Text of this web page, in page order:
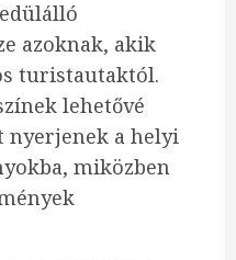
azoknak, akik
turistautaktól.
lehetővé
nyerjenek a helyi
miközben